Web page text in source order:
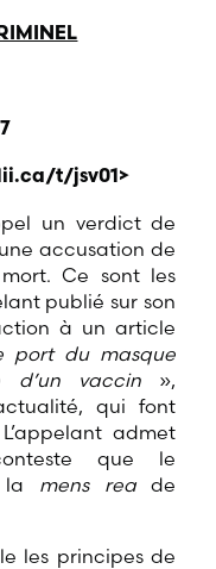
t/jsv01 >
un verdict de
accusation de
Ce sont les
publié sur son
à un article
port du masque
d’un vaccin »,
qui font
admet
que le
la mens reade
les principes de